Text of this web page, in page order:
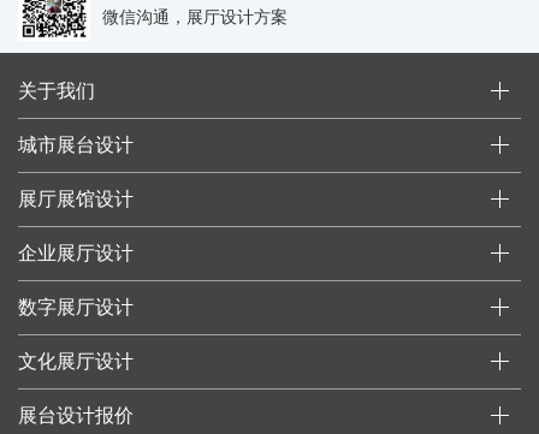
微信沟通，展厅设计方案
关于我们
城市展台设计
展厅展馆设计
企业展厅设计
数字展厅设计
文化展厅设计
展台设计报价